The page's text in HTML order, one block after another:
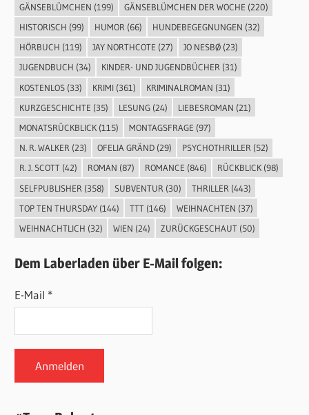
GÄNSEBLÜMCHEN (199) GÄNSEBLÜMCHEN DER WOCHE (220)
HISTORISCH (99) HUMOR (66) HUNDEBEGEGNUNGEN (32)
HÖRBUCH (119) JAY NORTHCOTE (27) JO NESBØ(23)
JUGENDBUCH (34) KINDER- UND JUGENDBÜCHER(31)
KOSTENLOS(33) KRIMI(361) KRIMINALROMAN (31)
KURZGESCHICHTE (35) LESUNG(24) LIEBESROMAN (21)
MONATSRÜCKBLICK(115) MONTAGSFRAGE (97)
N. R. WALKER (23) OFELIA GRÄND(29) PSYCHOTHRILLER (52)
R. J. SCOTT(42) ROMAN (87) ROMANCE (846) RÜCKBLICK(98)
SELFPUBLISHER (358) SUBVENTUR (30) THRILLER (443)
TOP TEN THURSDAY(144) TTT(146) WEIHNACHTEN (37)
WEIHNACHTLICH (32) WIEN (24) ZURÜCKGESCHAUT(50)
Dem Laberladen über E-Mail folgen:
E-Mail *